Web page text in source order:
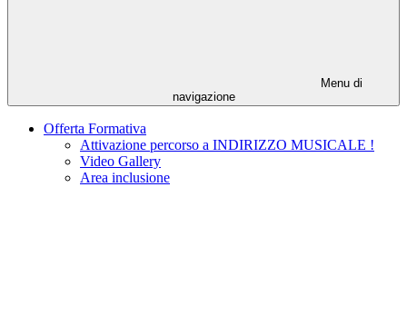
Menu di
navigazione
Offerta Formativa
Attivazione percorso a INDIRIZZO MUSICALE !
Video Gallery
Area inclusione